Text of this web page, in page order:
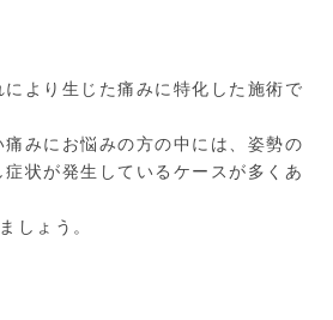
より生じた痛みに特化した施術で
みにお悩みの方の中には、姿勢の
状が発生しているケースが多くあ
しょう。